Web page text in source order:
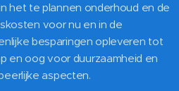
het te plannen onderhoud en de
voor nu en in de
besparingen opleveren tot
en oog voor duurzaamheid en
aspecten.